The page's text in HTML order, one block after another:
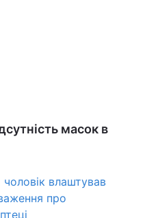
масок в
влаштував
про